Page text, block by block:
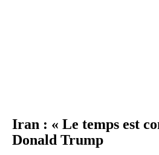
Iran : « Le temps est
Donald Trump